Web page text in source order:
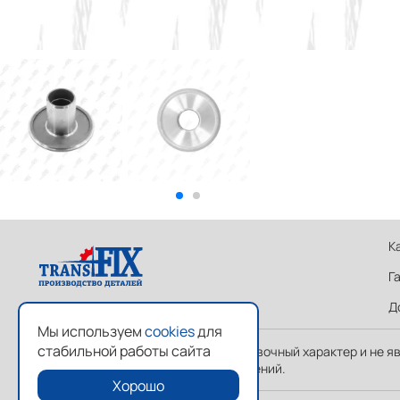
Указанные на сайте цены носят справочный характер и не
отличаться от фактических изображений.
Мы используемcookiesдля
стабильной работы сайта
Хорошо